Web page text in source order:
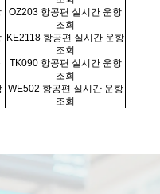
OZ203 항공편 실시간 운항
조회
KE2118 항공편 실시간 운항
조회
TK090 항공편 실시간 운항
조회
WE502 항공편 실시간 운항
조회